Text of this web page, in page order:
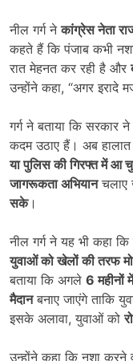
नील गर्ग नेकांग्रेस नेता
कहते हैं कि पंजाब कभी
रात मेहनत कर रही है और
उन्होंने कहा, “अगर इरादे
गर्ग ने बताया कि सरकार ने
कदम उठाए हैं। अब
या पुलिस की गिरफ्त में आ
जागरूकता अभियानचलाए
सके।
नील गर्ग ने यह भी कहा
युवाओं को खेलों की तरफ
बताया कि अगले 6
मैदानबनाए जाएंगे ताकि
इसके अलावा, युवाओं को
उन्होंने कहा कि नशा करने